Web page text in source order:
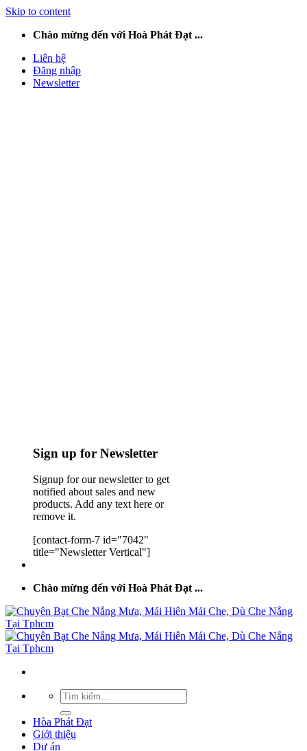
Skip to content
Chào mừng đến với Hoà Phát Đạt ...
Liên hệ
Đăng nhập
Newsletter
Sign up for Newsletter
Signup for our newsletter to get
notified about sales and new
products. Add any text here or
remove it.
[contact-form-7 id="7042"
title="Newsletter Vertical"]
Chào mừng đến với Hoà Phát Đạt ...
Hòa Phát Đạt
Giới thiệu
Dự án